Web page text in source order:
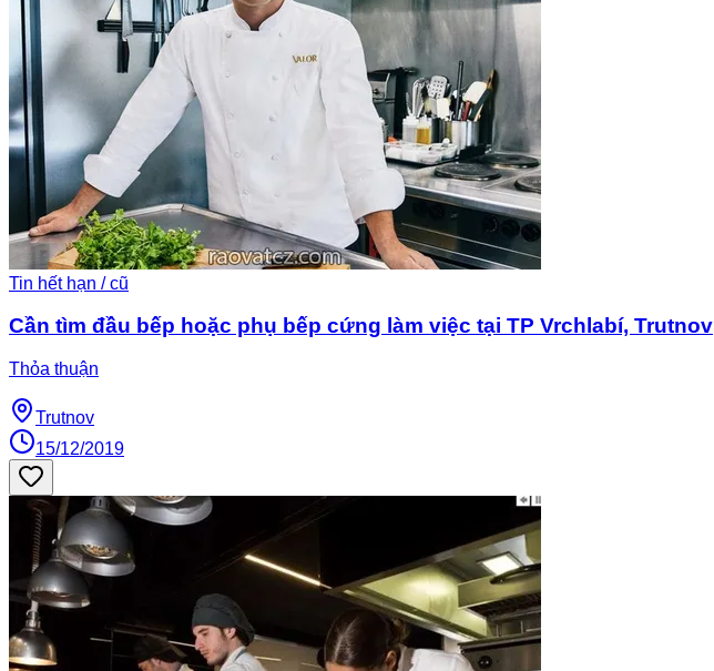
Tin hết hạn / cũ
Cần tìm đầu bếp hoặc phụ bếp cứng làm việc tại TP Vrchlabí, Trutnov
Thỏa thuận
Trutnov
15/12/2019